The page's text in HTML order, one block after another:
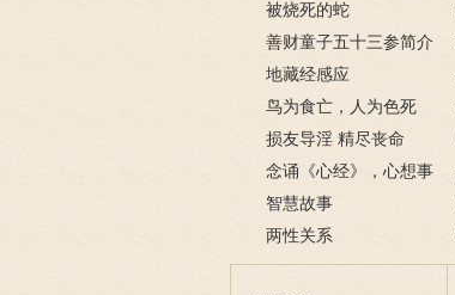
上纵欲酿车祸被烧死
被烧死的蛇
善财童子五十三参简介
地藏经感应
鸟为食亡，人为色死
损友导淫 精尽丧命
念诵《心经》，心想事
成
智慧故事
两性关系